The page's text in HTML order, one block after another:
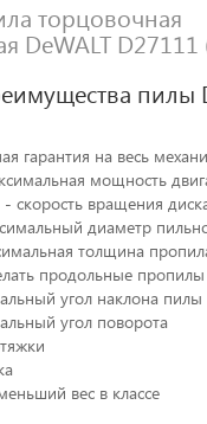
торцовочная
DeWALT
пилы
гарантия на весь
мощность
скорость вращения
диаметр
толщина
продольные
угол наклона пилы
угол поворота
вес в классе